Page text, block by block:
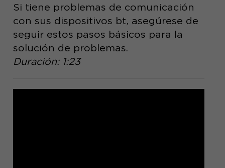
Si tiene problemas de comunicación
con sus dispositivos bt, asegúrese de
seguir estos pasos básicos para la
solución de problemas.
Duración: 1:23